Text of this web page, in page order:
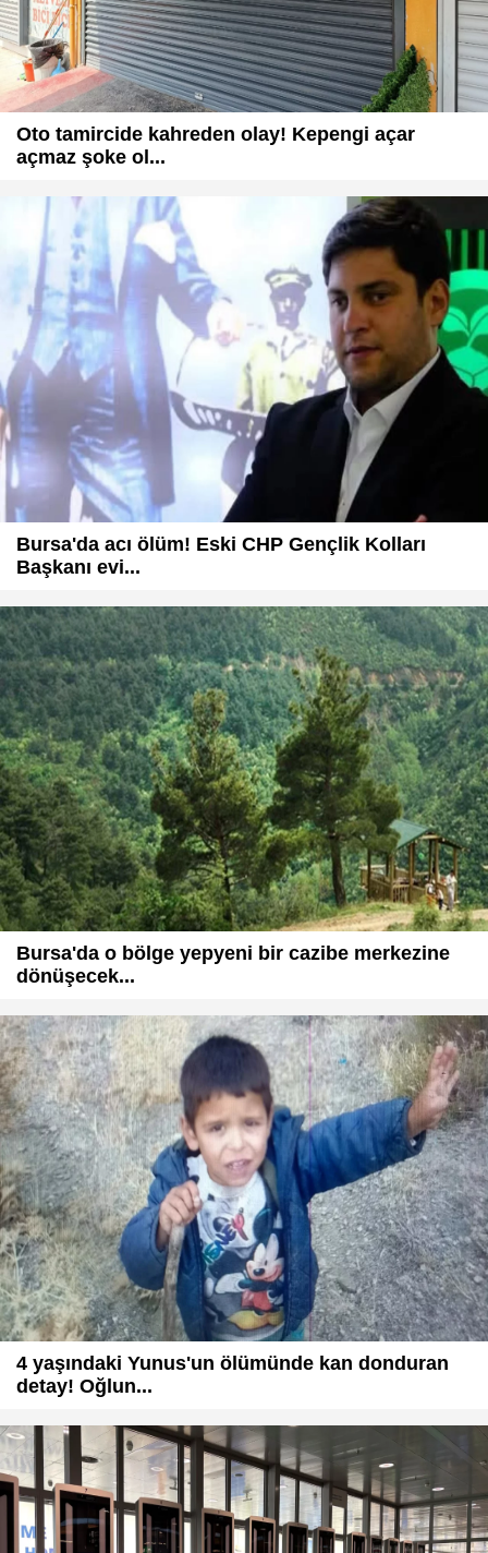
Oto tamircide kahreden olay! Kepengi açar
açmaz şoke ol...
Bursa'da acı ölüm! Eski CHP Gençlik Kolları
Başkanı evi...
Bursa'da o bölge yepyeni bir cazibe merkezine
dönüşecek...
4 yaşındaki Yunus'un ölümünde kan donduran
detay! Oğlun...